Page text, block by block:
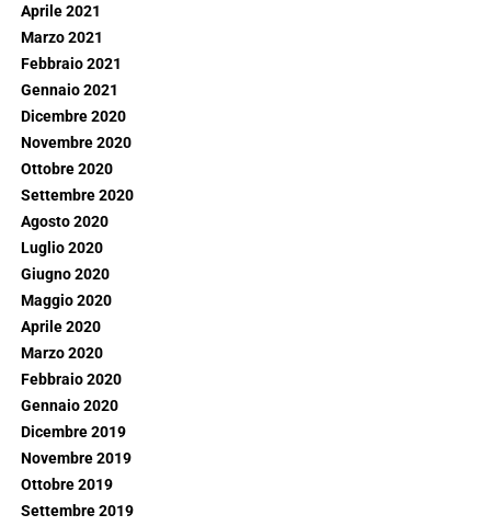
Aprile 2021
Marzo 2021
Febbraio 2021
Gennaio 2021
Dicembre 2020
Novembre 2020
Ottobre 2020
Settembre 2020
Agosto 2020
Luglio 2020
Giugno 2020
Maggio 2020
Aprile 2020
Marzo 2020
Febbraio 2020
Gennaio 2020
Dicembre 2019
Novembre 2019
Ottobre 2019
Settembre 2019